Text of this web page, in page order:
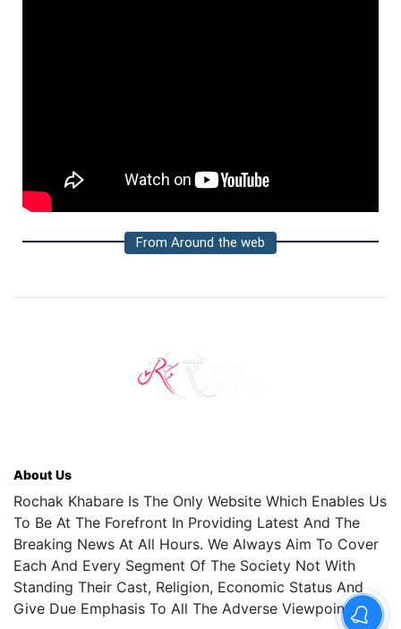
From Around the web
About Us
Rochak Khabare Is The Only Website Which Enables Us
To Be At The Forefront In Providing Latest And The
Breaking News At All Hours. We Always Aim To Cover
Each And Every Segment Of The Society Not With
Standing Their Cast, Religion, Economic Status And
Give Due Emphasis To All The Adverse Viewpoints.